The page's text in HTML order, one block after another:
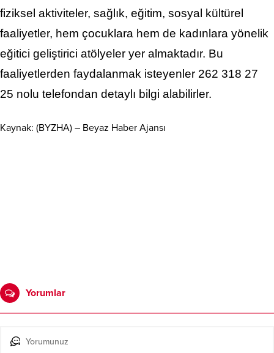
fiziksel aktiviteler, sağlık, eğitim, sosyal kültürel
faaliyetler, hem çocuklara hem de kadınlara yönelik
eğitici geliştirici atölyeler yer almaktadır. Bu
faaliyetlerden faydalanmak isteyenler 262 318 27
25 nolu telefondan detaylı bilgi alabilirler.
Kaynak: (BYZHA) – Beyaz Haber Ajansı
Yorumlar